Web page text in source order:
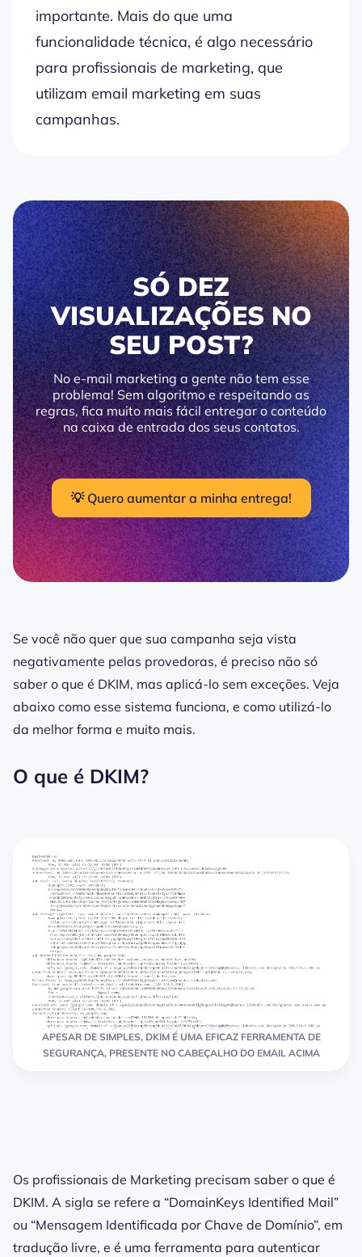
importante. Mais do que uma
funcionalidade técnica, é algo necessário
para profissionais de marketing, que
utilizam email marketing em suas
campanhas.
SÓ DEZ
VISUALIZAÇÕES NO
SEU POST?
No e-mail marketing a gente não tem esse
problema! Sem algoritmo e respeitando as
regras, fica muito mais fácil entregar o conteúdo
na caixa de entrada dos seus contatos.
💡 Quero aumentar a minha entrega!
Se você não quer que sua campanha seja vista
negativamente pelas provedoras, é preciso não só
saber o que é DKIM, mas aplicá-lo sem exceções. Veja
abaixo como esse sistema funciona, e como utilizá-lo
da melhor forma e muito mais.
O que é DKIM?
APESAR DE SIMPLES, DKIM É UMA EFICAZ FERRAMENTA DE
SEGURANÇA, PRESENTE NO CABEÇALHO DO EMAIL ACIMA
Os profissionais de Marketing precisam saber o que é
DKIM. A sigla se refere a “DomainKeys Identified Mail”
ou “Mensagem Identificada por Chave de Domínio”, em
tradução livre, e é uma ferramenta para autenticar